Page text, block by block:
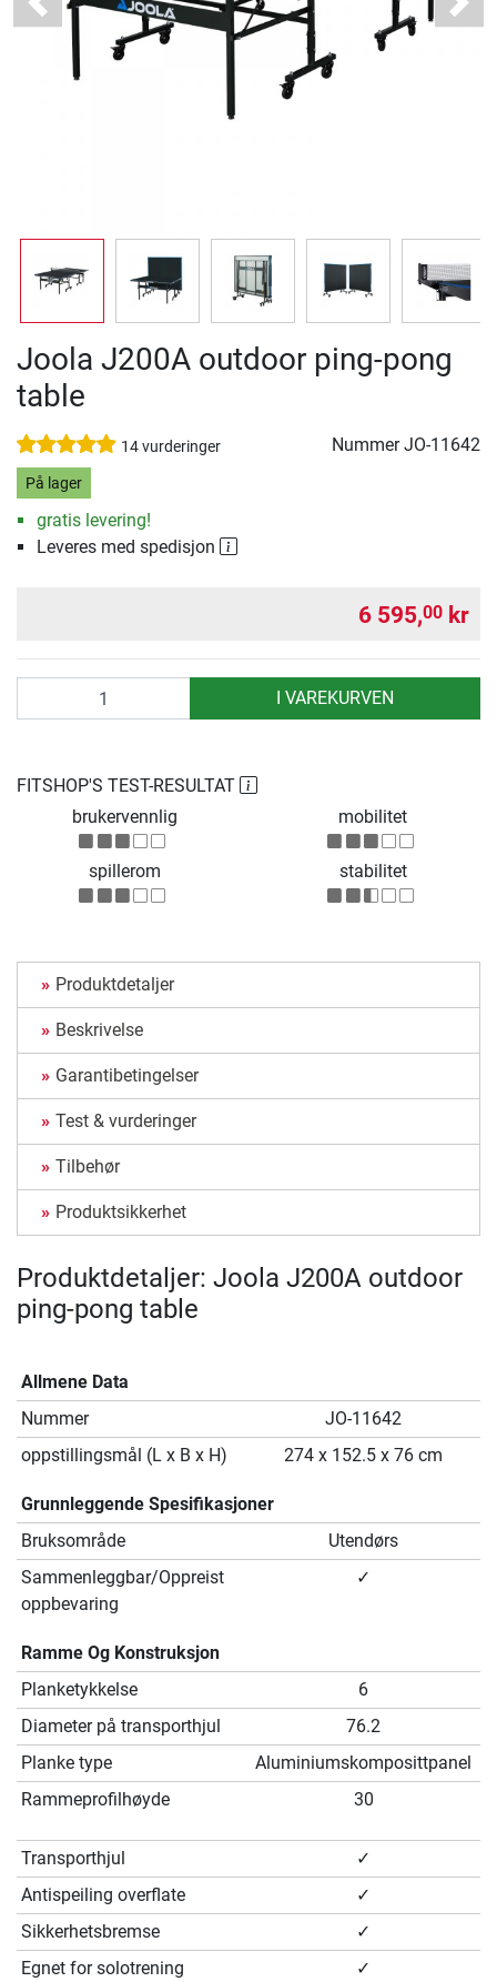
Previous Next
Joola J200A outdoor ping-pong
table
14 vurderinger NummerJO-11642
På lager
gratis levering!
Leveres med spedisjon
6 595,00 kr
I VAREKURVEN
FITSHOP'S TEST-RESULTAT
brukervennlig
mobilitet
spillerom stabilitet
Produktdetaljer
Beskrivelse
Garantibetingelser
Test & vurderinger
Tilbehør
Produktsikkerhet
Produktdetaljer: Joola J200A outdoor
ping-pong table
Allmene Data
Nummer
JO-11642
oppstillingsmål (L x B x H)
274 x 152.5 x 76 cm
Grunnleggende Spesifikasjoner
Bruksområde
Utendørs
Sammenleggbar/Oppreist
oppbevaring
✓
Ramme Og Konstruksjon
Planketykkelse
6
Diameter på transporthjul
76.2
Planke type
Aluminiumskomposittpanel
Rammeprofilhøyde
30
Transporthjul
✓
Antispeiling overflate
✓
Sikkerhetsbremse
✓
Egnet for solotrening
✓